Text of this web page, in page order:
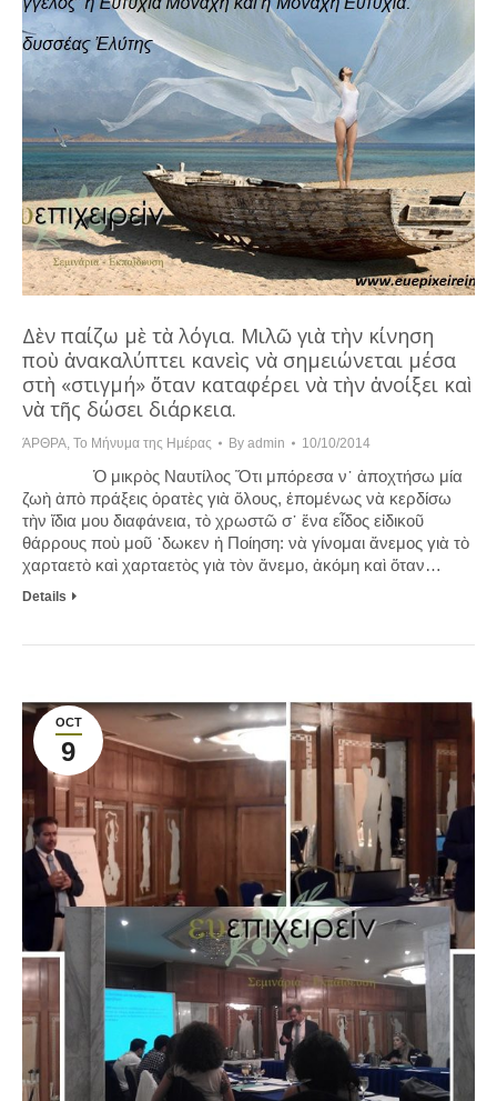
Δὲν παίζω μὲ τὰ λόγια. Μιλῶ γιὰ τὴν κίνηση
ποὺ ἀνακαλύπτει κανεὶς νὰ σημειώνεται μέσα
στὴ «στιγμή» ὅταν καταφέρει νὰ τὴν ἀνοίξει καὶ
νὰ τῆς δώσει διάρκεια.
ΆΡΘΡΑ, Το Μήνυμα της Ημέρας By admin 10/10/2014
Ὁ μικρὸς Ναυτίλος Ὅτι μπόρεσα ν᾿ ἀποχτήσω μία
ζωὴ ἀπὸ πράξεις ὁρατὲς γιὰ ὅλους, ἑπομένως νὰ κερδίσω
τὴν ἴδια μου διαφάνεια, τὸ χρωστῶ σ᾿ ἕνα εἶδος εἰδικοῦ
θάρρους ποὺ μοῦ ῾δωκεν ἡ Ποίηση: νὰ γίνομαι ἄνεμος γιὰ τὸ
χαρταετὸ καὶ χαρταετὸς γιὰ τὸν ἄνεμο, ἀκόμη καὶ ὅταν…
Details
OCT
9